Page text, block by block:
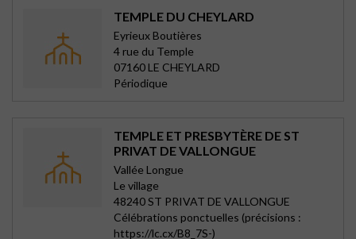
TEMPLE DU CHEYLARD
Eyrieux Boutières
4 rue du Temple
07160 LE CHEYLARD
Périodique
TEMPLE ET PRESBYTÈRE DE ST
PRIVAT DE VALLONGUE
Vallée Longue
Le village
48240 ST PRIVAT DE VALLONGUE
Célébrations ponctuelles (précisions :
https://lc.cx/B8_7S-)